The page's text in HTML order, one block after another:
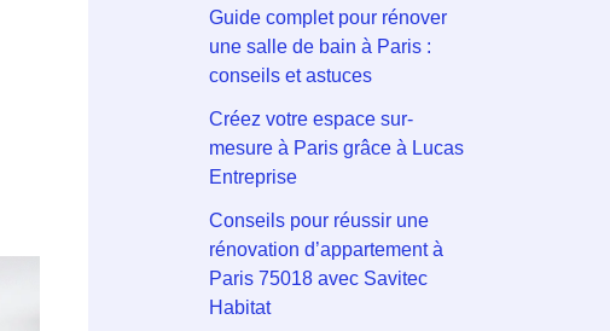
Guide complet pour rénover
une salle de bain à Paris :
conseils et astuces
Créez votre espace sur-
mesure à Paris grâce à Lucas
Entreprise
Conseils pour réussir une
rénovation d’appartement à
Paris 75018 avec Savitec
Habitat